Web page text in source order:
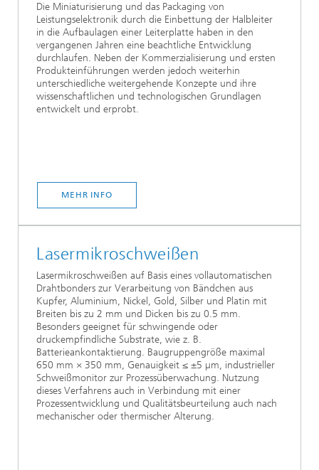
Die Miniaturisierung und das Packaging von
Leistungselektronik durch die Einbettung der Halbleiter
in die Aufbaulagen einer Leiterplatte haben in den
vergangenen Jahren eine beachtliche Entwicklung
durchlaufen. Neben der Kommerzialisierung und ersten
Produkteinführungen werden jedoch weiterhin
unterschiedliche weitergehende Konzepte und ihre
wissenschaftlichen und technologischen Grundlagen
entwickelt und erprobt.
MEHR INFO
Lasermikroschweißen
Lasermikroschweißen auf Basis eines vollautomatischen
Drahtbonders zur Verarbeitung von Bändchen aus
Kupfer, Aluminium, Nickel, Gold, Silber und Platin mit
Breiten bis zu 2 mm und Dicken bis zu 0.5 mm.
Besonders geeignet für schwingende oder
druckempfindliche Substrate, wie z. B.
Batterieankontaktierung. Baugruppengröße maximal
650 mm × 350 mm, Genauigkeit ≤ ±5 µm, industrieller
Schweißmonitor zur Prozessüberwachung. Nutzung
dieses Verfahrens auch in Verbindung mit einer
Prozessentwicklung und Qualitätsbeurteilung auch nach
mechanischer oder thermischer Alterung.